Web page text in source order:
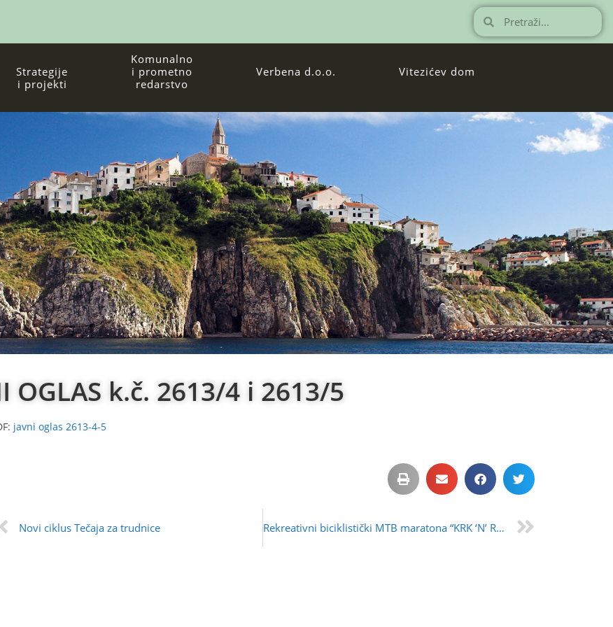
Strategije
i projekti
Komunalno
i prometno
redarstvo
Verbena d.o.o. Vitezićev dom
OGLAS k.č. 2613/4 i 2613/5
javni oglas 2613-4-5
Novi ciklus Tečaja za trudnice Rekreativni biciklistički MTB maratona “KRK ‘N’ ROLL” 12.10.2024. godine